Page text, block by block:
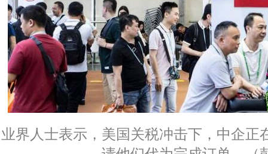
业界人士表示，美国关税冲击下，中企正